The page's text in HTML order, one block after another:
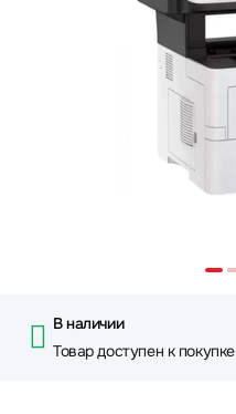
В наличии
Товар доступен к покупке